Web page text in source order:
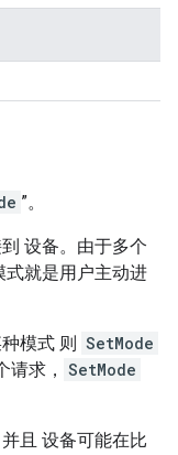
”。
设备。由于多个
式就是用户主动进
模式 则 SetMode
请求， SetMode
且 设备可能在比